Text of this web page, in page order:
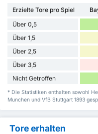
Erzielte Tore pro Spiel
Über 0,5
Über 1,5
Über 2,5
Über 3,5
Nicht Getroffen
* Die Statistiken enthalten sowohl
Munchen und VfB Stuttgart 1893
Tore erhalten